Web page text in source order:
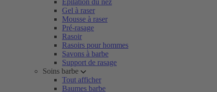
Épilation du nez
Gel à raser
Mousse à raser
Pré-rasage
Rasoir
Rasoirs pour hommes
Savons à barbe
Support de rasage
Soins barbe
Tout afficher
Baumes barbe